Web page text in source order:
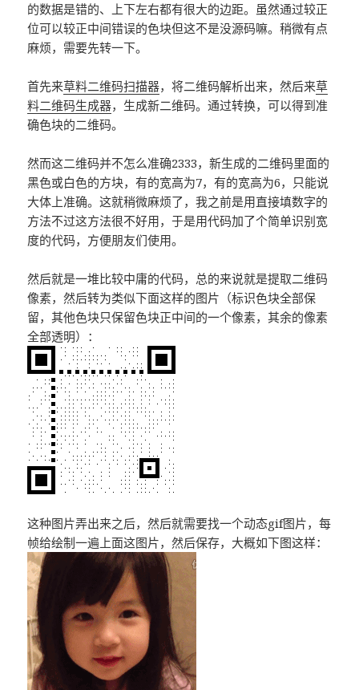
的数据是错的、上下左右都有很大的边距。虽然通过较正
位可以较正中间错误的色块但这不是没源码嘛。稍微有点
麻烦，需要先转一下。
首先来草料二维码扫描器，将二维码解析出来，然后来草
料二维码生成器，生成新二维码。通过转换，可以得到准
确色块的二维码。
然而这二维码并不怎么准确2333，新生成的二维码里面的
黑色或白色的方块，有的宽高为7，有的宽高为6，只能说
大体上准确。这就稍微麻烦了，我之前是用直接填数字的
方法不过这方法很不好用，于是用代码加了个简单识别宽
度的代码，方便朋友们使用。
然后就是一堆比较中庸的代码，总的来说就是提取二维码
像素，然后转为类似下面这样的图片（标识色块全部保
留，其他色块只保留色块正中间的一个像素，其余的像素
全部透明）：
这种图片弄出来之后，然后就需要找一个动态gif图片，每
帧给绘制一遍上面这图片，然后保存，大概如下图这样：